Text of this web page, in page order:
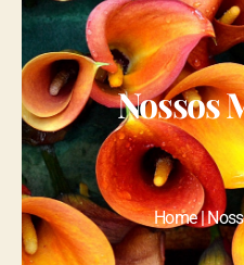
Nossos
Home |